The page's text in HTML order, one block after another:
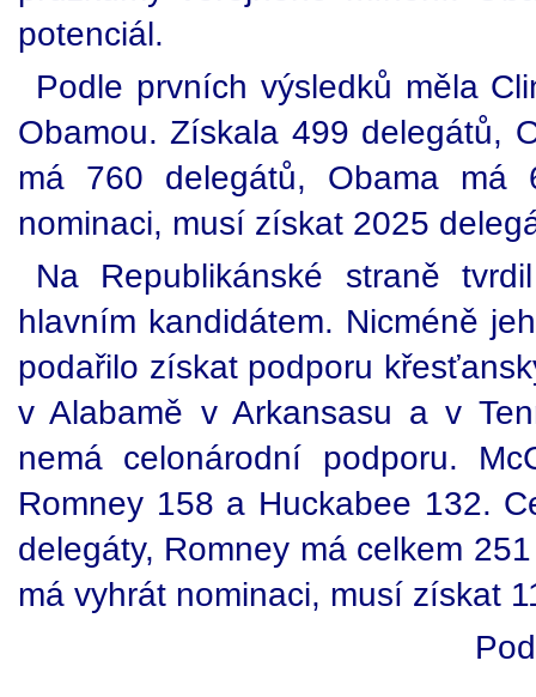
potenciál.
Podle prvních výsledků měla
Obamou. Získala 499 delegátů,
má 760 delegátů, Obama má
nominaci, musí získat 2025
Na Republikánské straně
hlavním kandidátem. Nicméně
podařilo získat podporu
v Alabamě v Arkansasu a v
nemá celonárodní podporu.
Romney 158 a Huckabee 132.
delegáty, Romney má celkem
má vyhrát nominaci, musí získat